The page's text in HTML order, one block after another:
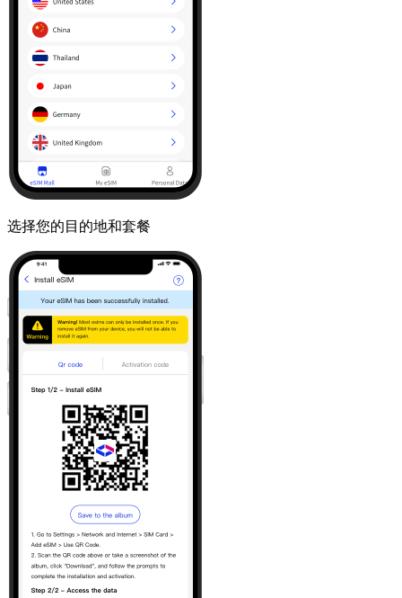
选择您的目的地和套餐